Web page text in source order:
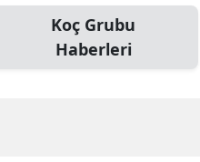
Koç Grubu
Haberleri